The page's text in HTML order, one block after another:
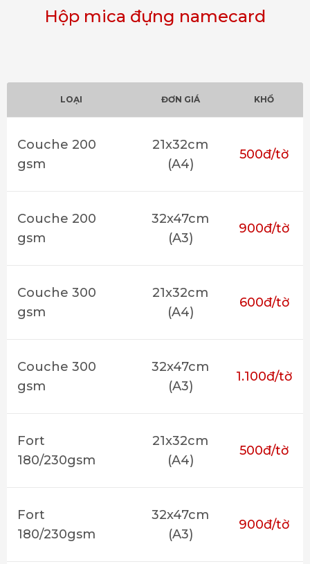
Hộp mica đựng namecard
LOẠI ĐƠN GIÁ KHỔ
Couche 200
gsm
21x32cm
(A4)
500đ/tờ
Couche 200
gsm
32x47cm
(A3)
900đ/tờ
Couche 300
gsm
21x32cm
(A4)
600đ/tờ
Couche 300
gsm
32x47cm
(A3)
1.100đ/tờ
Fort
180/230gsm
21x32cm
(A4)
500đ/tờ
Fort
180/230gsm
32x47cm
(A3)
900đ/tờ